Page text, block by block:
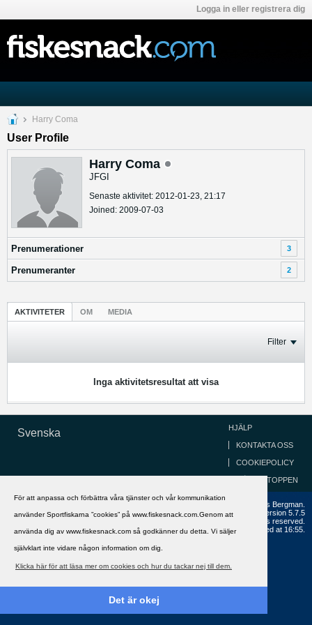
För att anpassa och förbättra våra tjänster och vår kommunikation
använder Sportfiskarna ”cookies” på www.fiskesnack.com.Genom att
använda dig av www.fiskesnack.com så godkänner du detta. Vi säljer
självklart inte vidare någon information om dig.
Klicka här för att läsa mer om cookies och hur du tackar nej till dem.
Det är okej
Logga in eller registrera dig
Harry Coma
User Profile
Harry Coma
JFGI
Senaste aktivitet: 2012-01-23, 21:17
Joined: 2009-07-03
Prenumerationer 3
Prenumeranter 2
AKTIVITETER OM MEDIA
Filter
Inga aktivitetsresultat att visa
Svenska HJÄLP
KONTAKTA OSS
COOKIEPOLICY
GÅ TILL TOPPEN
Copyright ©2002 - 2021, FiskeSnack.com. Grundad 2002 av Anders Bergman.
Powered byvBulletin®
Version 5.7.5
Copyright © 2026 MH Sub I, LLC dba vBulletin. All rights reserved.
All times are GMT+1. This page was generated at 16:55.